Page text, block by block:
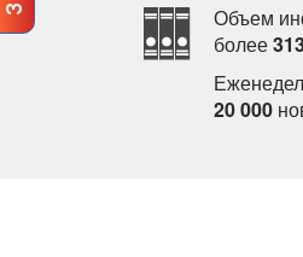
Объем
олее
20 000